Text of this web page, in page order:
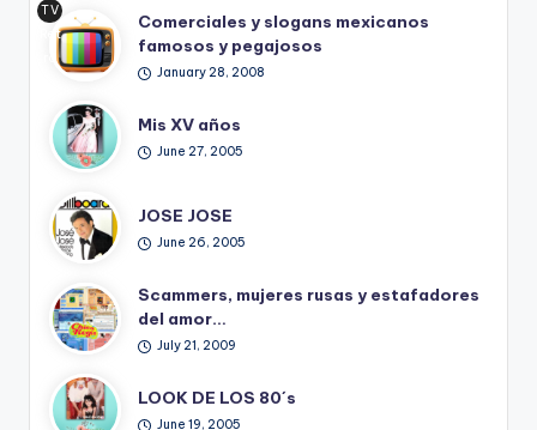
TV
Ret
ro
Comerciales y slogans mexicanos
famosos y pegajosos
January 28, 2008
Mis XV años
June 27, 2005
JOSE JOSE
June 26, 2005
Scammers, mujeres rusas y estafadores
del amor…
July 21, 2009
LOOK DE LOS 80´s
June 19, 2005